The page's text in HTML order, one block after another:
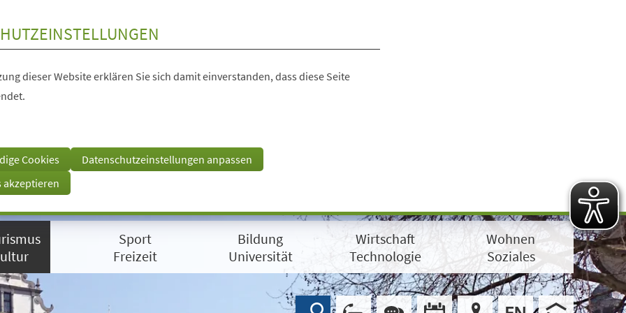
dieser Website erklären Sie sich damit einverstanden, dass diese Seite
Cookies
Datenschutzeinstellungen anpassen
akzeptieren
Sport
Freizeit
Bildung
Universität
Wirtschaft
Technologie
Wohnen
Soziales